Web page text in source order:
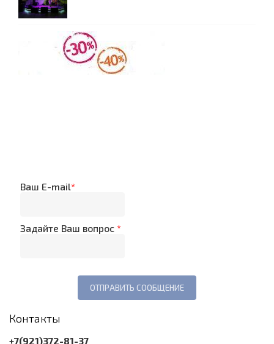
Ваш E-mail*
Задайте Ваш вопрос *
Контакты
+7(921)372-81-37